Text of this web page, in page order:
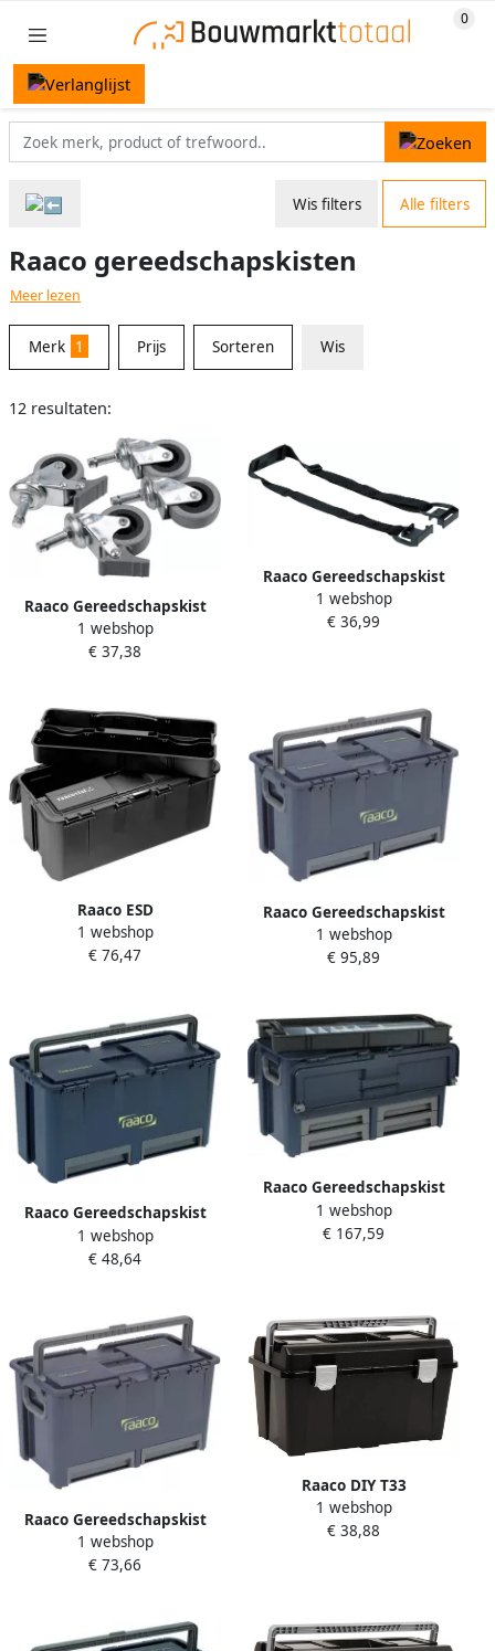
Wis filters Alle filters
Raaco gereedschapskisten
Meer lezen
Merk 1 Prijs Sorteren Wis
12 resultaten:
Raaco Gereedschapskist
Compact zwenkwielen (4st.)
113656
1 webshop
€ 37,38
Raaco Gereedschapskist
Compact draagriem 114059
1 webshop
€ 36,99
Raaco ESD
Gereedschapskoffer
Compact 15 104432
1 webshop
€ 76,47
Raaco Gereedschapskist
Compact 47 incl. acc.
136600
1 webshop
€ 95,89
Raaco Gereedschapskist
Compact 27 + 6 inzetbakjes
136587
1 webshop
€ 48,64
Raaco Gereedschapskist
Compact 62 incl. acc.
136624
1 webshop
€ 167,59
Raaco Gereedschapskist
Compact 47 incl. acc.
137263
1 webshop
€ 73,66
Raaco DIY T33
gereedschapskoffer zwart
zilver 715164
1 webshop
€ 38,88